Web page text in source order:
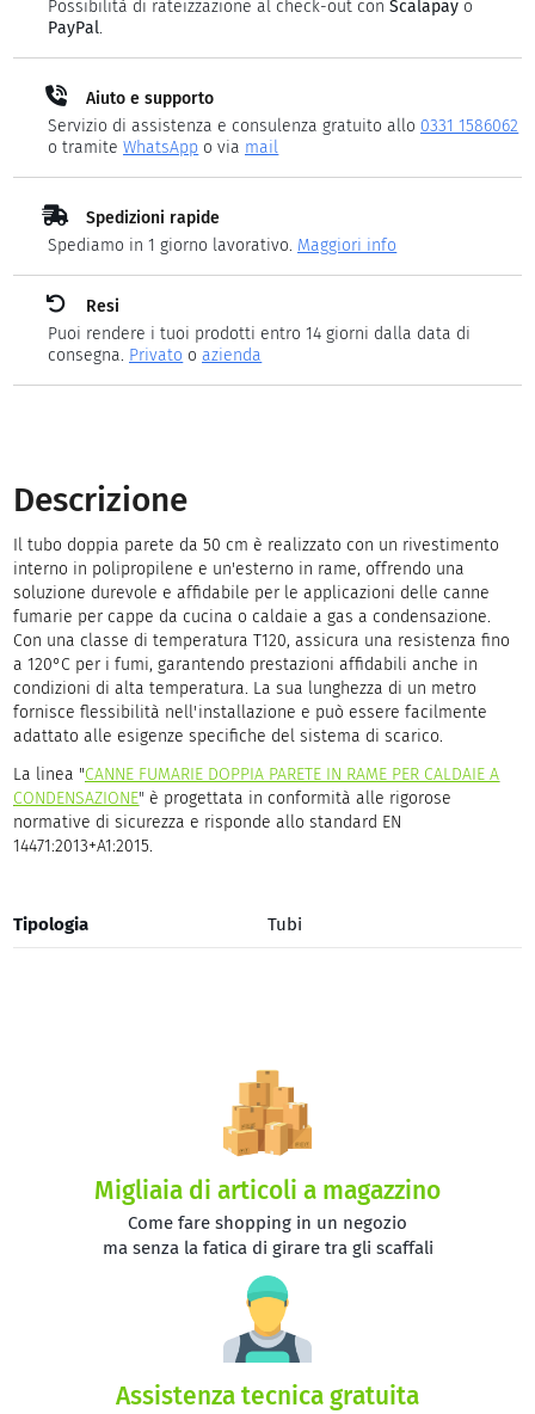
Possibilità di rateizzazione al check-out conScalapay o
PayPal.
Aiuto e supporto
Servizio di assistenza e consulenza gratuito allo 0331 1586062
o tramiteWhatsApp o via mail
Spedizioni rapide
Spediamo in 1 giorno lavorativo. Maggiori info
Resi
Puoi rendere i tuoi prodotti entro 14 giorni dalla data di
consegna. Privato oazienda
Descrizione
Il tubo doppia parete da 50 cm è realizzato con un rivestimento
interno in polipropilene e un'esterno in rame, offrendo una
soluzione durevole e affidabile per le applicazioni delle canne
fumarie per cappe da cucina o caldaie a gas a condensazione.
Con una classe di temperatura T120, assicura una resistenza fino
a 120°C per i fumi, garantendo prestazioni affidabili anche in
condizioni di alta temperatura. La sua lunghezza di un metro
fornisce flessibilità nell'installazione e può essere facilmente
adattato alle esigenze specifiche del sistema di scarico.
La linea "CANNE FUMARIE DOPPIA PARETE IN RAME PER CALDAIE A
CONDENSAZIONE" è progettata in conformità alle rigorose
normative di sicurezza e risponde allo standard EN
14471:2013+A1:2015.
Tipologia Tubi
Migliaia di articoli a magazzino
Come fare shopping in un negozio
ma senza la fatica di girare tra gli scaffali
Assistenza tecnica gratuita